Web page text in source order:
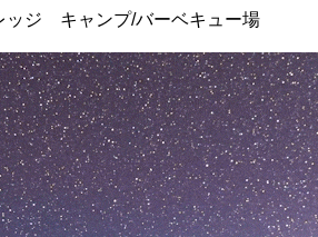
ッジ キャンプ/バーベキュー場